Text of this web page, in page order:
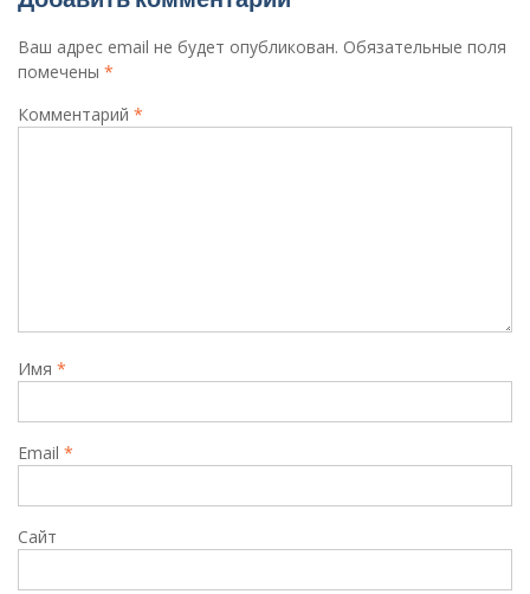
Ваш адрес email не будет опубликован. Обязательные поля
помечены *
Комментарий *
Имя *
Email *
Сайт